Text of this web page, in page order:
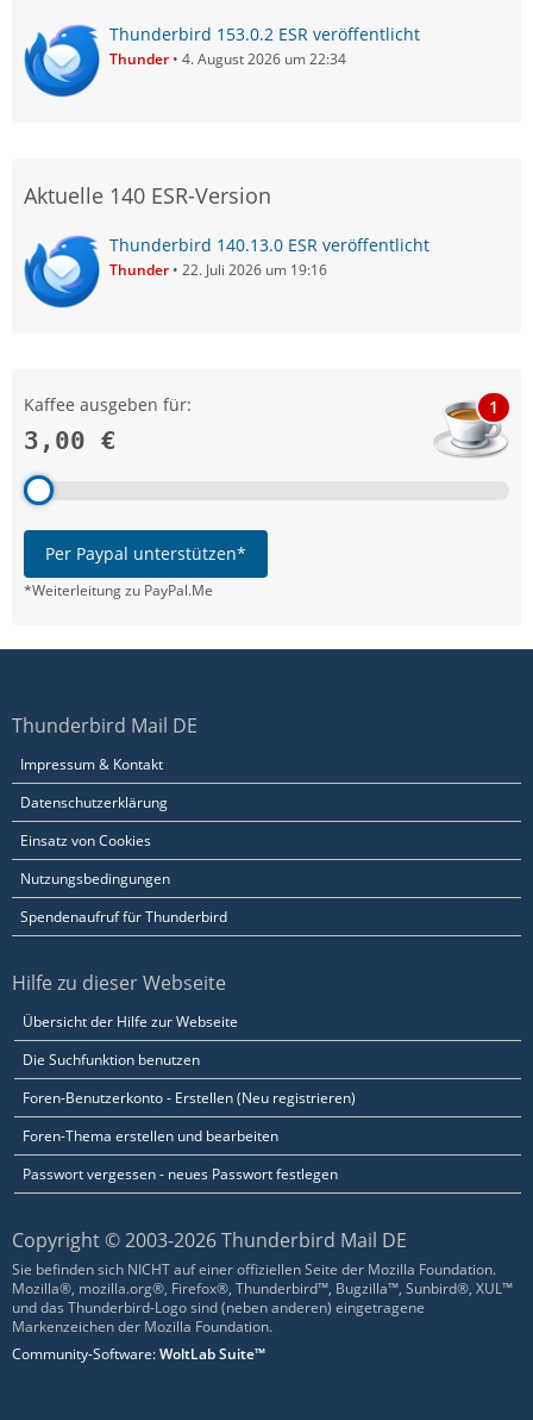
Thunderbird 153.0.2 ESR veröffentlicht
Thunder 4. August 2026 um 22:34
Aktuelle 140 ESR-Version
Thunderbird 140.13.0 ESR veröffentlicht
Thunder 22. Juli 2026 um 19:16
Kaffee ausgeben für:
3,00 €
1
Per Paypal unterstützen*
*Weiterleitung zu PayPal.Me
Thunderbird Mail DE
Impressum & Kontakt
Datenschutzerklärung
Einsatz von Cookies
Nutzungsbedingungen
Spendenaufruf für Thunderbird
Hilfe zu dieser Webseite
Übersicht der Hilfe zur Webseite
Die Suchfunktion benutzen
Foren-Benutzerkonto - Erstellen (Neu registrieren)
Foren-Thema erstellen und bearbeiten
Passwort vergessen - neues Passwort festlegen
Copyright © 2003-2026 Thunderbird Mail DE
Sie befinden sich NICHT auf einer offiziellen Seite der Mozilla Foundation.
Mozilla®, mozilla.org®, Firefox®, Thunderbird™, Bugzilla™, Sunbird®, XUL™
und das Thunderbird-Logo sind (neben anderen) eingetragene
Markenzeichen der Mozilla Foundation.
Community-Software:WoltLab Suite™